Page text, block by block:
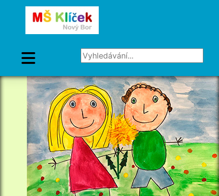
Vyhledávání...